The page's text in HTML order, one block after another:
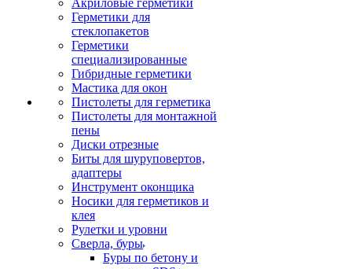
Акриловые герметики
Герметики для
стеклопакетов
Герметики
специализированные
Гибридные герметики
Мастика для окон
Пистолеты для герметика
Пистолеты для монтажной
пены
Диски отрезные
Биты для шуруповертов,
адаптеры
Инструмент оконщика
Носики для герметиков и
клея
Рулетки и уровни
Сверла, буры
Буры по бетону и